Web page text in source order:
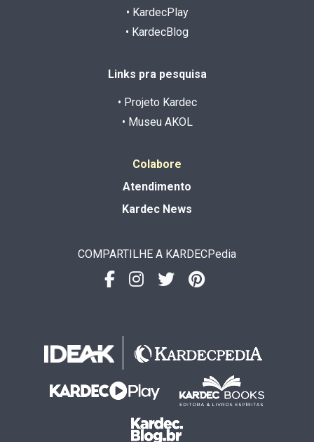
• KardecPlay
• KardecBlog
Links pra pesquisa
• Projeto Kardec
• Museu AKOL
Colabore
Atendimento
Kardec News
COMPARTILHE A KARDECPedia